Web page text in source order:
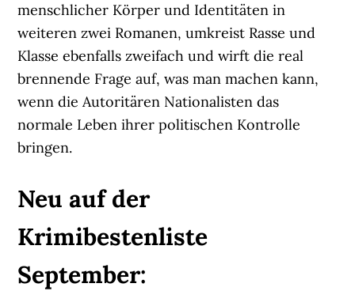
menschlicher Körper und Identitäten in
weiteren zwei Romanen, umkreist Rasse und
Klasse ebenfalls zweifach und wirft die real
brennende Frage auf, was man machen kann,
wenn die Autoritären Nationalisten das
normale Leben ihrer politischen Kontrolle
bringen.
Neu auf der
Krimibestenliste
September: